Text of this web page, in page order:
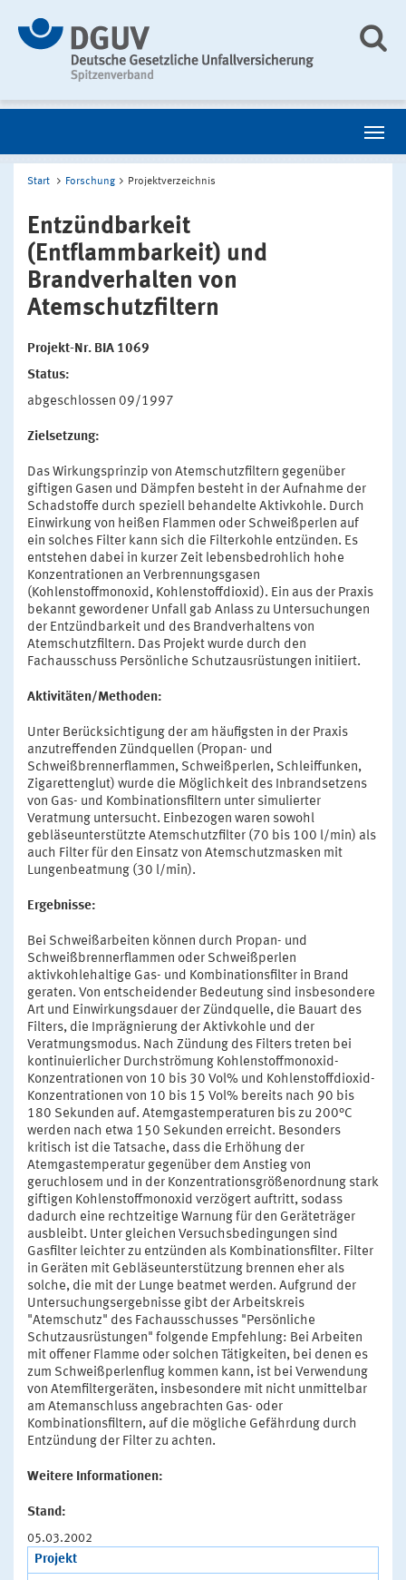
Start Forschung Projektverzeichnis
Entzündbarkeit
(Entflammbarkeit) und
Brandverhalten von
Atemschutzfiltern
Projekt-Nr. BIA 1069
Status:
abgeschlossen 09/1997
Zielsetzung:
Das Wirkungsprinzip von Atemschutzfiltern gegenüber
giftigen Gasen und Dämpfen besteht in der Aufnahme der
Schadstoffe durch speziell behandelte Aktivkohle. Durch
Einwirkung von heißen Flammen oder Schweißperlen auf
ein solches Filter kann sich die Filterkohle entzünden. Es
entstehen dabei in kurzer Zeit lebensbedrohlich hohe
Konzentrationen an Verbrennungsgasen
(Kohlenstoffmonoxid, Kohlenstoffdioxid). Ein aus der Praxis
bekannt gewordener Unfall gab Anlass zu Untersuchungen
der Entzündbarkeit und des Brandverhaltens von
Atemschutzfiltern. Das Projekt wurde durch den
Fachausschuss Persönliche Schutzausrüstungen initiiert.
Aktivitäten/Methoden:
Unter Berücksichtigung der am häufigsten in der Praxis
anzutreffenden Zündquellen (Propan- und
Schweißbrennerflammen, Schweißperlen, Schleiffunken,
Zigarettenglut) wurde die Möglichkeit des Inbrandsetzens
von Gas- und Kombinationsfiltern unter simulierter
Veratmung untersucht. Einbezogen waren sowohl
gebläseunterstützte Atemschutzfilter (70 bis 100 l/min) als
auch Filter für den Einsatz von Atemschutzmasken mit
Lungenbeatmung (30 l/min).
Ergebnisse:
Bei Schweißarbeiten können durch Propan- und
Schweißbrennerflammen oder Schweißperlen
aktivkohlehaltige Gas- und Kombinationsfilter in Brand
geraten. Von entscheidender Bedeutung sind insbesondere
Art und Einwirkungsdauer der Zündquelle, die Bauart des
Filters, die Imprägnierung der Aktivkohle und der
Veratmungsmodus. Nach Zündung des Filters treten bei
kontinuierlicher Durchströmung Kohlenstoffmonoxid-
Konzentrationen von 10 bis 30 Vol% und Kohlenstoffdioxid-
Konzentrationen von 10 bis 15 Vol% bereits nach 90 bis
180 Sekunden auf. Atemgastemperaturen bis zu 200°C
werden nach etwa 150 Sekunden erreicht. Besonders
kritisch ist die Tatsache, dass die Erhöhung der
Atemgastemperatur gegenüber dem Anstieg von
geruchlosem und in der Konzentrationsgrößenordnung stark
giftigen Kohlenstoffmonoxid verzögert auftritt, sodass
dadurch eine rechtzeitige Warnung für den Geräteträger
ausbleibt. Unter gleichen Versuchsbedingungen sind
Gasfilter leichter zu entzünden als Kombinationsfilter. Filter
in Geräten mit Gebläseunterstützung brennen eher als
solche, die mit der Lunge beatmet werden. Aufgrund der
Untersuchungsergebnisse gibt der Arbeitskreis
"Atemschutz" des Fachausschusses "Persönliche
Schutzausrüstungen" folgende Empfehlung: Bei Arbeiten
mit offener Flamme oder solchen Tätigkeiten, bei denen es
zum Schweißperlenflug kommen kann, ist bei Verwendung
von Atemfiltergeräten, insbesondere mit nicht unmittelbar
am Atemanschluss angebrachten Gas- oder
Kombinationsfiltern, auf die mögliche Gefährdung durch
Entzündung der Filter zu achten.
Weitere Informationen:
Stand:
05.03.2002
Projekt